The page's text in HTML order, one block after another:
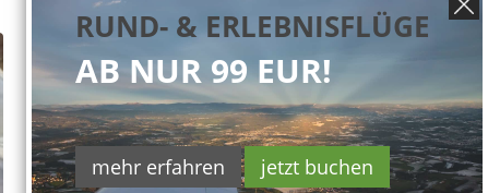
RUND- & ERLEBNISFLÜGE
AB NUR 99 EUR!
mehr erfahren jetzt buchen